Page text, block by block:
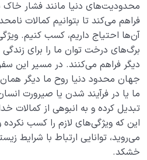
محدودیت‌­های دنیا مانند فشار خاک
فراهم می‌کند تا بتوانیم کمالات
آن‌ها احتیاج داریم، کسب کنیم.
برگ‌های درخت توان ما را برای
دیگر فراهم می‌­کنند. در مسیر این
جهان محدود دنیا روح ما دیگر
ما یا در فرآیند شدن یا صیرورت
تبدیل کرده و به انبوهی از کمالات
این که ویژگی‌­های لازم را کسب نکرده
می‌­روید، توانایی ارتباط با شرایط
خشکد.